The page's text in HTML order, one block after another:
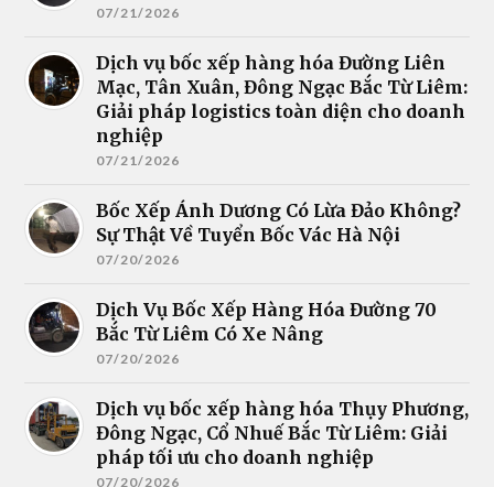
07/21/2026
Dịch vụ bốc xếp hàng hóa Đường Liên
Mạc, Tân Xuân, Đông Ngạc Bắc Từ Liêm:
Giải pháp logistics toàn diện cho doanh
nghiệp
07/21/2026
Bốc Xếp Ánh Dương Có Lừa Đảo Không?
Sự Thật Về Tuyển Bốc Vác Hà Nội
07/20/2026
Dịch Vụ Bốc Xếp Hàng Hóa Đường 70
Bắc Từ Liêm Có Xe Nâng
07/20/2026
Dịch vụ bốc xếp hàng hóa Thụy Phương,
Đông Ngạc, Cổ Nhuế Bắc Từ Liêm: Giải
pháp tối ưu cho doanh nghiệp
07/20/2026